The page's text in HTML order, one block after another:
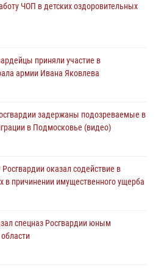
ЧОП в детских оздоровительных
приняли участие в
армии Ивана Яковлева
задержаны подозреваемые в
в Подмосковье (видео)
оказал содействие в
причинении имущественного ущерба
спецназ Росгвардии юным